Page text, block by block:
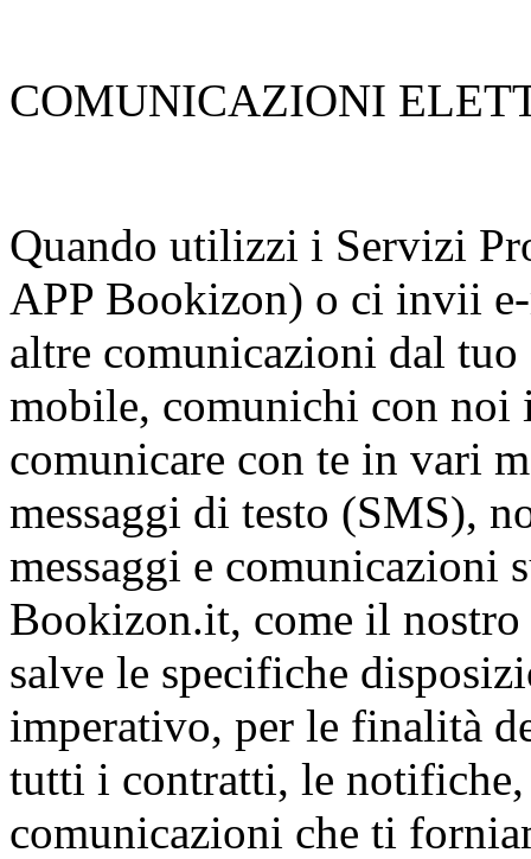
COMUNICAZIONI
Quando utilizzi i Servizi
APP Bookizon) o ci invii
altre comunicazioni dal
mobile, comunichi con noi
comunicare con te in vari
messaggi di testo (SMS),
messaggi e comunicazioni
Bookizon.it, come il
salve le specifiche
imperativo, per le finalità
tutti i contratti, le
comunicazioni che ti